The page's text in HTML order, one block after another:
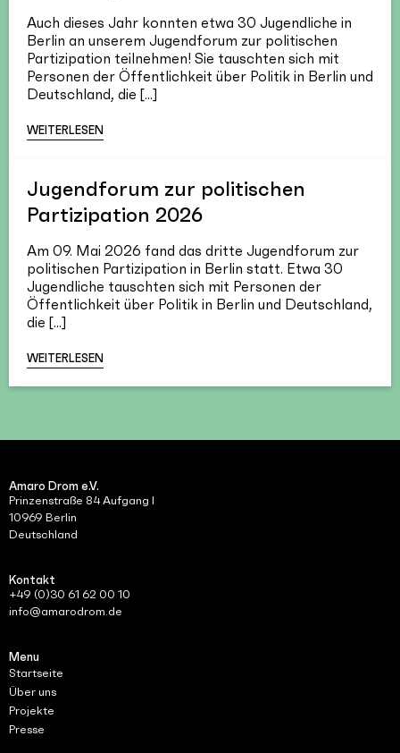
Auch dieses Jahr konnten etwa 30 Jugendliche in
Berlin an unserem Jugendforum zur politischen
Partizipation teilnehmen! Sie tauschten sich mit
Personen der Öffentlichkeit über Politik in Berlin und
Deutschland, die [...]
WEITERLESEN
Jugendforum zur politischen
Partizipation 2026
Am 09. Mai 2026 fand das dritte Jugendforum zur
politischen Partizipation in Berlin statt. Etwa 30
Jugendliche tauschten sich mit Personen der
Öffentlichkeit über Politik in Berlin und Deutschland,
die [...]
WEITERLESEN
Amaro Drom e.V.
Prinzenstraße 84 Aufgang I
10969 Berlin
Deutschland
Kontakt
+49 (0)30 61 62 00 10
info@amarodrom.de
Menu
Startseite
Über uns
Projekte
Presse